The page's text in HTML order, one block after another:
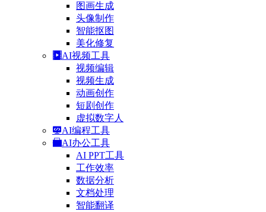
图画生成
头像制作
智能抠图
美化修复
AI视频工具
视频编辑
视频生成
动画创作
短剧创作
虚拟数字人
AI编程工具
AI办公工具
AI PPT工具
工作效率
数据分析
文档处理
智能翻译